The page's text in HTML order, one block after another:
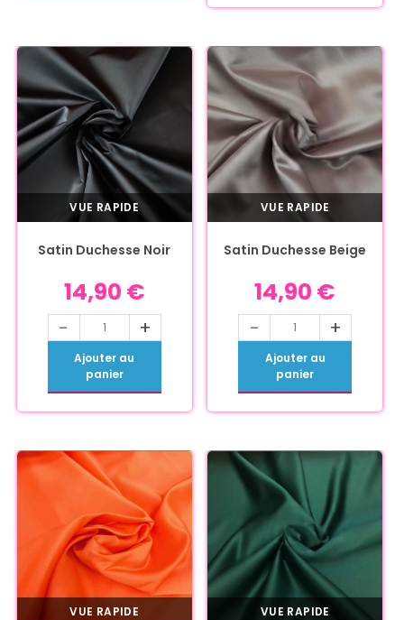
VUE RAPIDE
Satin Duchesse Noir
14,90 €
- +
Ajouter au
panier
VUE RAPIDE
Satin Duchesse Beige
14,90 €
- +
Ajouter au
panier
VUE RAPIDE VUE RAPIDE